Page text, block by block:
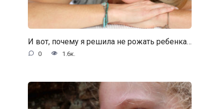
И вот, почему я решила не рожать ребенка…
0 1.6к.